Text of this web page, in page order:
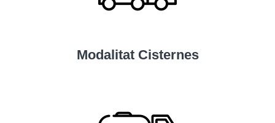
Modalitat Cisternes